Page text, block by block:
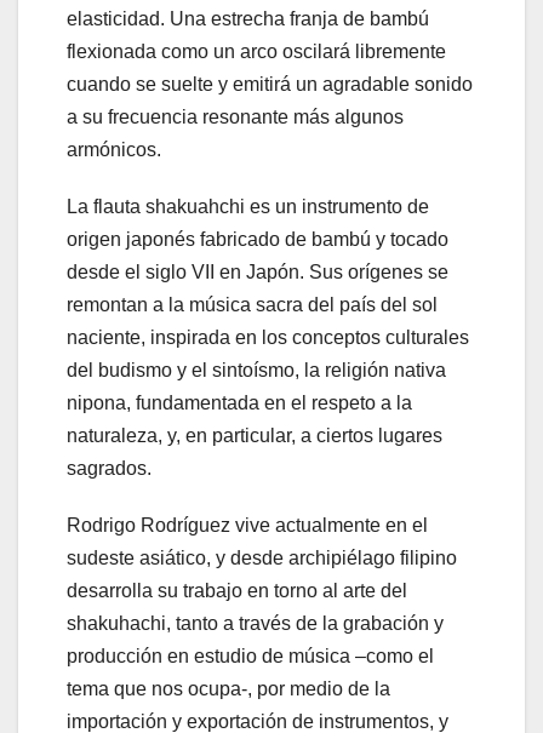
elasticidad. Una estrecha franja de bambú
flexionada como un arco oscilará libremente
cuando se suelte y emitirá un agradable sonido
a su frecuencia resonante más algunos
armónicos.
La flauta shakuahchi es un instrumento de
origen japonés fabricado de bambú y tocado
desde el siglo VII en Japón. Sus orígenes se
remontan a la música sacra del país del sol
naciente, inspirada en los conceptos culturales
del budismo y el sintoísmo, la religión nativa
nipona, fundamentada en el respeto a la
naturaleza, y, en particular, a ciertos lugares
sagrados.
Rodrigo Rodríguez vive actualmente en el
sudeste asiático, y desde archipiélago filipino
desarrolla su trabajo en torno al arte del
shakuhachi, tanto a través de la grabación y
producción en estudio de música –como el
tema que nos ocupa-, por medio de la
importación y exportación de instrumentos, y